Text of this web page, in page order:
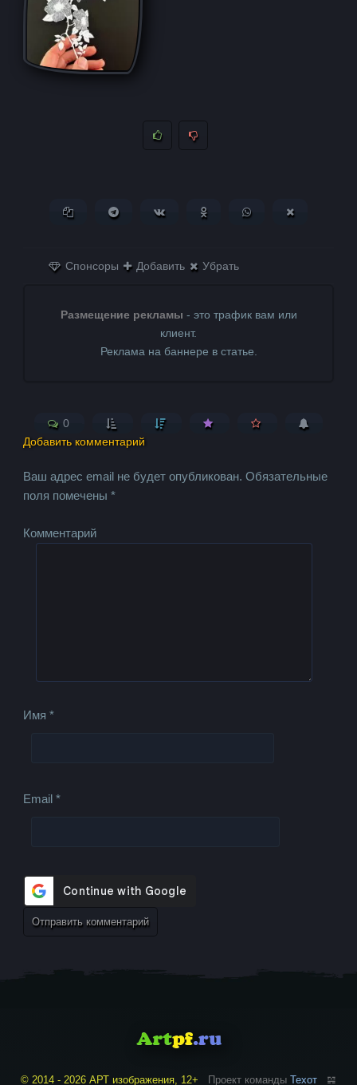
Копировать ссылкуПоделиться в Telegram
Поделиться ВКонтактеПоделиться в
Поделиться в
Спонсоры Добавить Убрать
Размещение рекламы - это трафик вам или
клиент.
Реклама на баннере в статье.
0
Добавить комментарий
Ваш адрес email не будет опубликован. Обязательные
поля помечены*
Комментарий
Имя*
Email*
© 2014 - 2026 АРТ изображения, 12+ Проект команды Техот 𝌴